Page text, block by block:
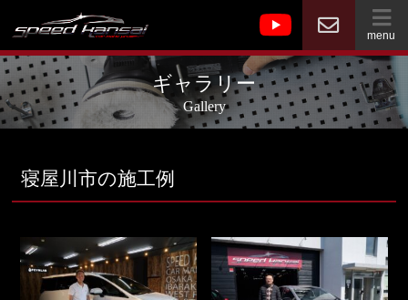
menu
ギャラリー
Gallery
寝屋川市の施工例